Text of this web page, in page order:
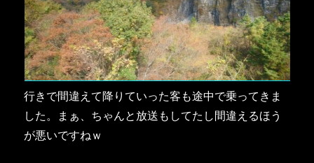
行きで間違えて降りていった客も途中で乗ってきま
した。まぁ、ちゃんと放送もしてたし間違えるほう
が悪いですねｗ